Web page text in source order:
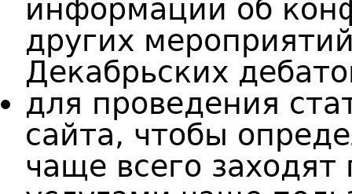
информации об
других
Декабрьских
для проведения
сайта, чтобы
чаще всего